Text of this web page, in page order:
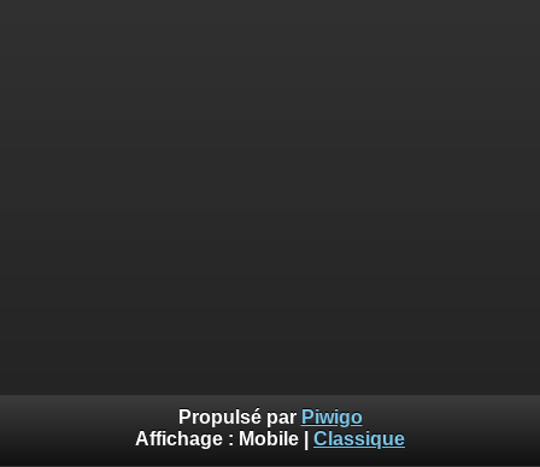
Propulsé par Piwigo
Affichage : Mobile Classique